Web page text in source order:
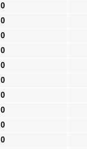
0
0
0
0
0
0
0
0
0
0